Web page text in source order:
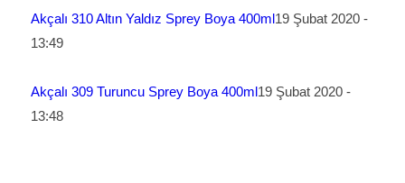
Akçalı 310 Altın Yaldız Sprey Boya 400ml19 Şubat 2020 -
13:49
Akçalı 309 Turuncu Sprey Boya 400ml19 Şubat 2020 -
13:48